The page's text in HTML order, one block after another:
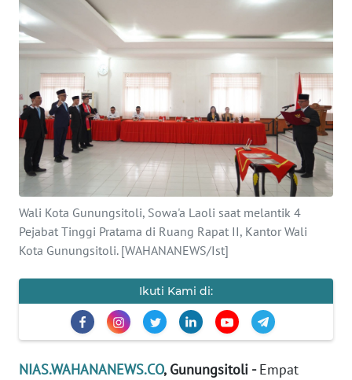
Wali Kota Gunungsitoli, Sowa'a Laoli saat melantik 4
Pejabat Tinggi Pratama di Ruang Rapat II, Kantor Wali
Kota Gunungsitoli. [WAHANANEWS/Ist]
Ikuti Kami di:
NIAS.WAHANANEWS.CO, Gunungsitoli -Empat
OPINI
NUSANTARA
SERBA-
SERBI
Informasi
INDEKS
BERITA